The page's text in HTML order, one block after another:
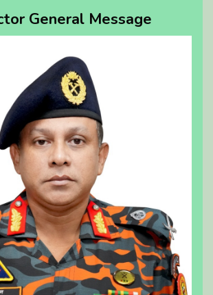
General Message